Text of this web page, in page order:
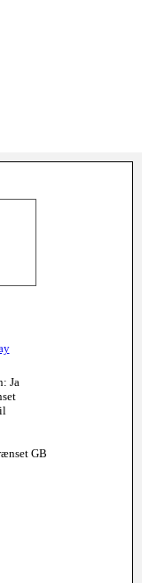
Ja
GB